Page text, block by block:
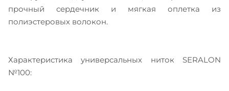
прочный сердечник и мягкая оплетка из
полиэстеровых волокон.
Характеристика универсальных ниток SERALON
№100: